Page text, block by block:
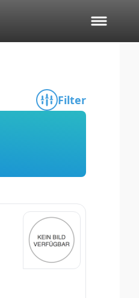
Filter